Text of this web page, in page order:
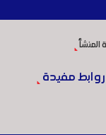
روابط مفيدة